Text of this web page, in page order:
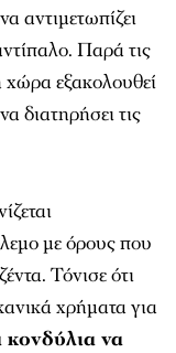
αντιμετωπίζει
Παρά τις
χώρα εξακολουθεί
διατηρήσει τις
με όρους που
Τόνισε ότι
χρήματα για
κονδύλια να